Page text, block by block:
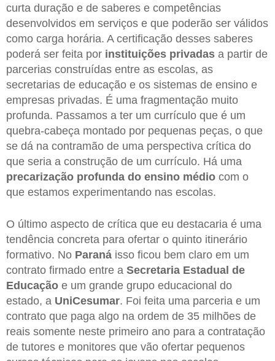
curta duração e de saberes e competências
desenvolvidos em serviços e que poderão ser válidos
como carga horária. A certificação desses saberes
poderá ser feita por instituições privadas a partir de
parcerias construídas entre as escolas, as
secretarias de educação e os sistemas de ensino e
empresas privadas. É uma fragmentação muito
profunda. Passamos a ter um currículo que é um
quebra-cabeça montado por pequenas peças, o que
se dá na contramão de uma perspectiva crítica do
que seria a construção de um currículo. Há uma
precarização profunda do ensino médio com o
que estamos experimentando nas escolas.
O último aspecto de crítica que eu destacaria é uma
tendência concreta para ofertar o quinto itinerário
formativo. No Paraná isso ficou bem claro em um
contrato firmado entre a Secretaria Estadual de
Educação e um grande grupo educacional do
estado, a UniCesumar. Foi feita uma parceria e um
contrato que paga algo na ordem de 35 milhões de
reais somente neste primeiro ano para a contratação
de tutores e monitores que vão ofertar pequenos